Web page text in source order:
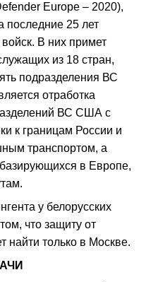
Europe – 2020),
последние 25 лет
В них примет
из 18 стран,
подразделения ВС
отработка
ВС США с
к границам России и
транспортом, а
в Европе,
у белорусских
что защиту от
найти только в Москве.